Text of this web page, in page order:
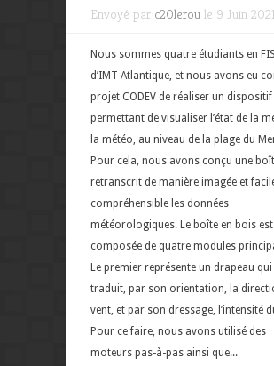
Envoyé par c20lerou le 9 Juin 2021
Nous sommes quatre étudiants en
d’IMT Atlantique, et nous avons eu
projet CODEV de réaliser un dispositif
permettant de visualiser l’état de la
la météo, au niveau de la plage du
Pour cela, nous avons conçu une
retranscrit de manière imagée et
compréhensible les données
météorologiques. Le boîte en bois est
composée de quatre modules
Le premier représente un drapeau qui
traduit, par son orientation, la
vent, et par son dressage, l’intensité
Pour ce faire, nous avons utilisé des
moteurs pas-à-pas ainsi que...